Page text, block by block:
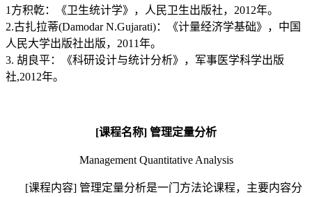
1 方积亁：《卫生统计学》，人民卫生出版社， 2012年。
2.古扎拉蒂(Damodar N.Gujarati)：《计量经济学基础》，中国
人民大学出版社出版， 2011年。
3. 胡良平：《科研设计与统计分析》，军事医学科学出版
社,2012年。
[课程名称] 管理定量分析
Management Quantitative Analysis
[课程内容] 管理定量分析是一门方法论课程，主要内容分